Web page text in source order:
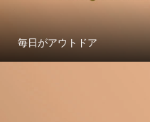
毎日がアウトドア